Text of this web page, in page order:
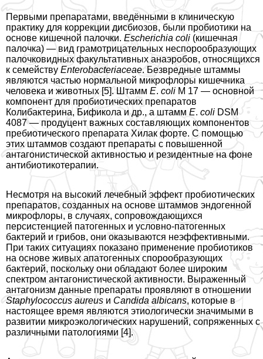
Первыми препаратами, введёнными в клиническую
пpaктику для коррекции дисбиозов, были пробиотики на
основе кишечной палочки. Escherichia coli (кишечная
палочка) — вид грамотрицательных неспорообразующих
палочковидных факультативных анаэробов, относящихся
к семейству Enterobacteriaceae. Безвредные штаммы
являются частью нормальной микрофлоры кишечника
человека и животных [5]. Штамм E. coli М 17 — основной
компонент для пробиотических препаратов
Колибактерина, Бификола и др., а штамм E. coli DSM
4087 — продуцент важных составляющих компонентов
пребиотического препарата Хилак форте. С помощью
этих штаммов создают препараты с повышенной
антагонистической активностью и резидентные на фоне
антибиотикотерапии.
Несмотря на высокий лечебный эффект пробиотических
препаратов, созданных на основе штаммов эндогенной
микрофлоры, в случаях, сопровождающихся
персистенцией патогенных и условно-патогенных
бактерий и грибов, они оказываются неэффективными.
При таких ситуациях показано применение пробиотиков
на основе живых апатогенных спорообразующих
бактерий, поскольку они обладают более широким
спектром антагонистической активности. Выраженный
антагонизм данные препараты проявляют в отношении
Staphylococcus aureus и Candida albicans, которые в
настоящее время являются этиологически значимыми в
развитии микроэкологических нарушений, сопряженных с
различными патологиями [4].